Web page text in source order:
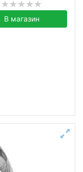
В магазин
Подобрать